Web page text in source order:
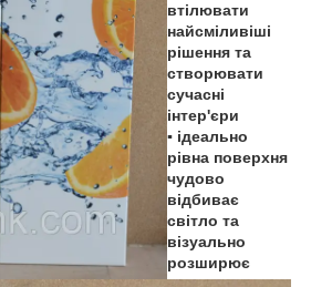
втілювати
найсміливіші
рішення та
створювати
сучасні
інтер'єри
▪ ідеально
рівна поверхня
чудово
відбиває
світло та
візуально
розширює